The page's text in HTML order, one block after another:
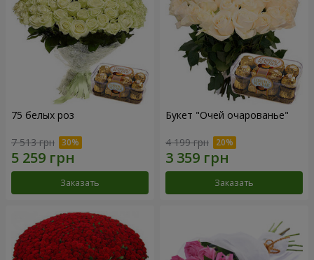
75 белых роз
7 513 грн
Заказать
Букет "Очей очарованье"
4 199 грн
Заказать